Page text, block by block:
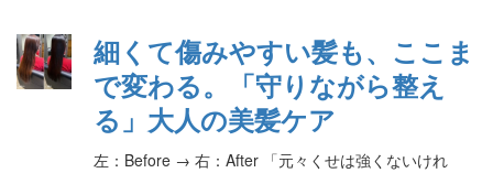
細くて傷みやすい髪も、ここま
で変わる。「守りながら整え
る」大人の美髪ケア
左：Before → 右：After 「元々くせは強くないけれ